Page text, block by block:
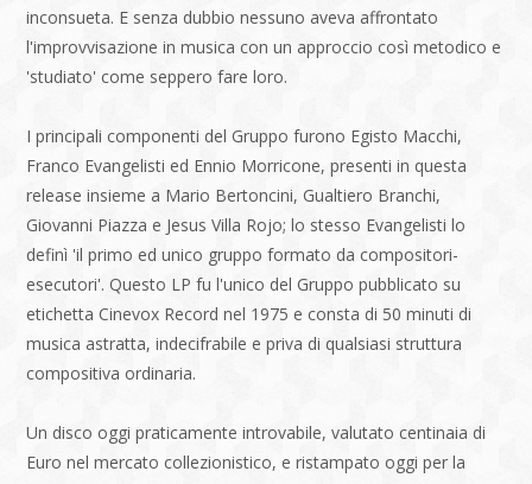
inconsueta. E senza dubbio nessuno aveva affrontato
l'improvvisazione in musica con un approccio così metodico e
'studiato' come seppero fare loro.
I principali componenti del Gruppo furono Egisto Macchi,
Franco Evangelisti ed Ennio Morricone, presenti in questa
release insieme a Mario Bertoncini, Gualtiero Branchi,
Giovanni Piazza e Jesus Villa Rojo; lo stesso Evangelisti lo
definì 'il primo ed unico gruppo formato da compositori-
esecutori'. Questo LP fu l'unico del Gruppo pubblicato su
etichetta Cinevox Record nel 1975 e consta di 50 minuti di
musica astratta, indecifrabile e priva di qualsiasi struttura
compositiva ordinaria.
Un disco oggi praticamente introvabile, valutato centinaia di
Euro nel mercato collezionistico, e ristampato oggi per la